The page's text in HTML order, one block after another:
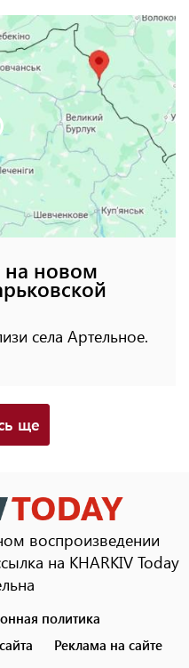
на новом
села Артельное.
ще
воспроизведении
на KHARKIV Today
политика
Реклама на сайте